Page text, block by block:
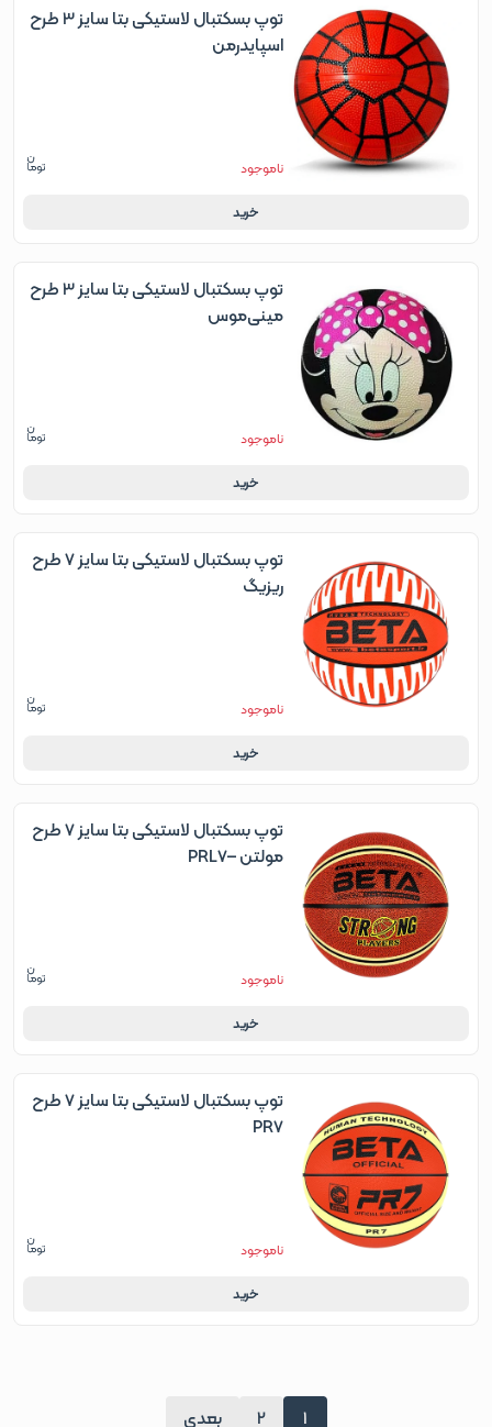
توپ بسکتبال لاستیکی بتا سایز 3 طرح
اسپایدرمن
ناموجود
خرید
توپ بسکتبال لاستیکی بتا سایز 3 طرح
مینی‌موس
ناموجود
خرید
توپ بسکتبال لاستیکی بتا سایز 7 طرح
ریزیگ
ناموجود
خرید
توپ بسکتبال لاستیکی بتا سایز 7 طرح
مولتن –PRL7
ناموجود
خرید
توپ بسکتبال لاستیکی بتا سایز 7 طرح
PR7
ناموجود
خرید
1
2 بعدی